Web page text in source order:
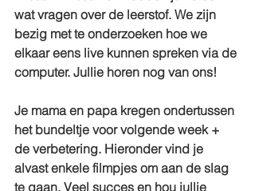
wat vragen over de leerstof. We zijn
bezig met te onderzoeken hoe we
elkaar eens live kunnen spreken via de
computer. Jullie horen nog van ons!
Je mama en papa kregen ondertussen
het bundeltje voor volgende week +
de verbetering. Hieronder vind je
alvast enkele filmpjes om aan de slag
te gaan. Veel succes en hou jullie